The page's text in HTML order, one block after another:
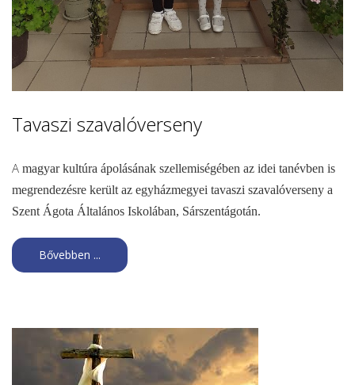
Tavaszi szavalóverseny
A magyar kultúra ápolásának szellemiségében az idei tanévben is
megrendezésre került az egyházmegyei tavaszi szavalóverseny a
Szent Ágota Általános Iskolában, Sárszentágotán.
Bővebben ...